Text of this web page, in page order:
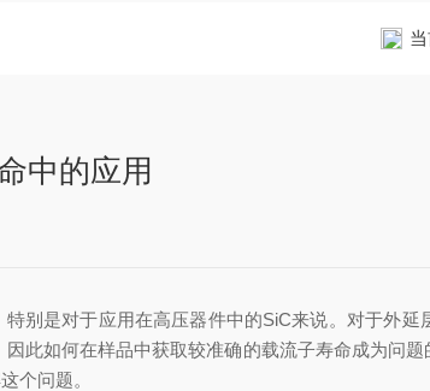
当
中的应用
是对于应用在高压器件中的SiC来说。对于外延层
。因此如何在样品中获取较准确的载流子寿命成为
问题。